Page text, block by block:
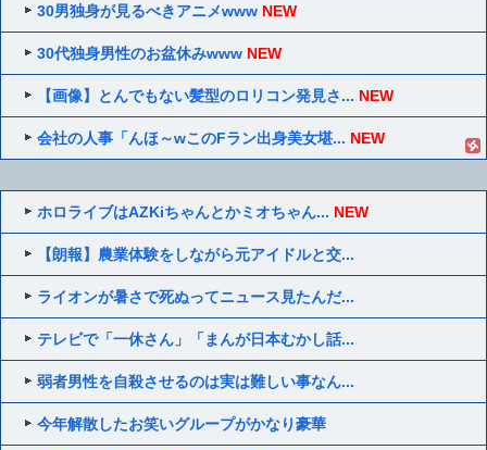
30男独身が見るべきアニメwww NEW
30代独身男性のお盆休みwww NEW
【画像】とんでもない髪型のロリコン発見さ... NEW
会社の人事「んほ～wこのFラン出身美女堪... NEW
ホロライブはAZKiちゃんとかミオちゃん... NEW
【朗報】農業体験をしながら元アイドルと交...
ライオンが暑さで死ぬってニュース見たんだ...
テレビで「一休さん」「まんが日本むかし話...
弱者男性を自殺させるのは実は難しい事なん...
今年解散したお笑いグループがかなり豪華